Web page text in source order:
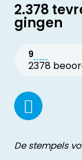
2.378
gingen
9
2378
De stempels